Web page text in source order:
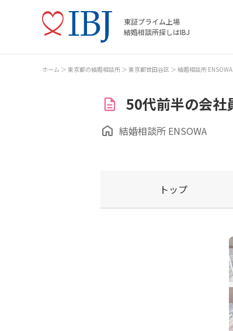
東証プライム上場
結婚相談所探しはIBJ
ホーム 東京都の結婚相談所 東京都世田谷区 結婚相談所 ENSOWA
50代前半の会社
結婚相談所 ENSOWA
トップ